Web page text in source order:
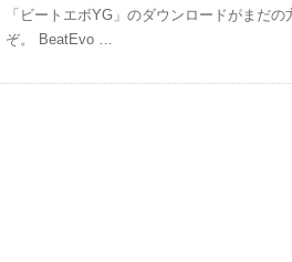
「ビートエボYG」のダウンロードがまだの
ぞ。 BeatEvo …